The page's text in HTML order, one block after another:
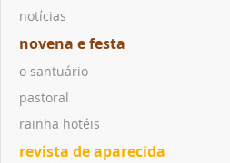
notícias
novena e festa
o santuário
pastoral
rainha hotéis
revista de aparecida